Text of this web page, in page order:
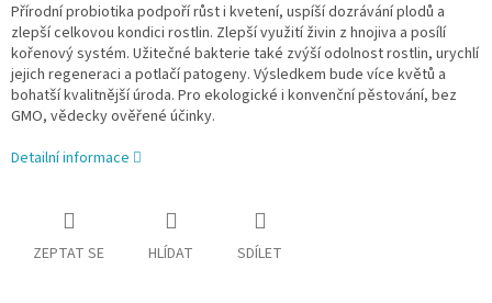
Přírodní probiotika podpoří růst i kvetení, uspíší dozrávání plodů a
zlepší celkovou kondici rostlin. Zlepší využití živin z hnojiva a posílí
kořenový systém. Užitečné bakterie také zvýší odolnost rostlin, urychlí
jejich regeneraci a potlačí patogeny. Výsledkem bude více květů a
bohatší kvalitnější úroda. Pro ekologické i konvenční pěstování, bez
GMO, vědecky ověřené účinky.
Detailní informace
ZEPTAT SE HLÍDAT SDÍLET